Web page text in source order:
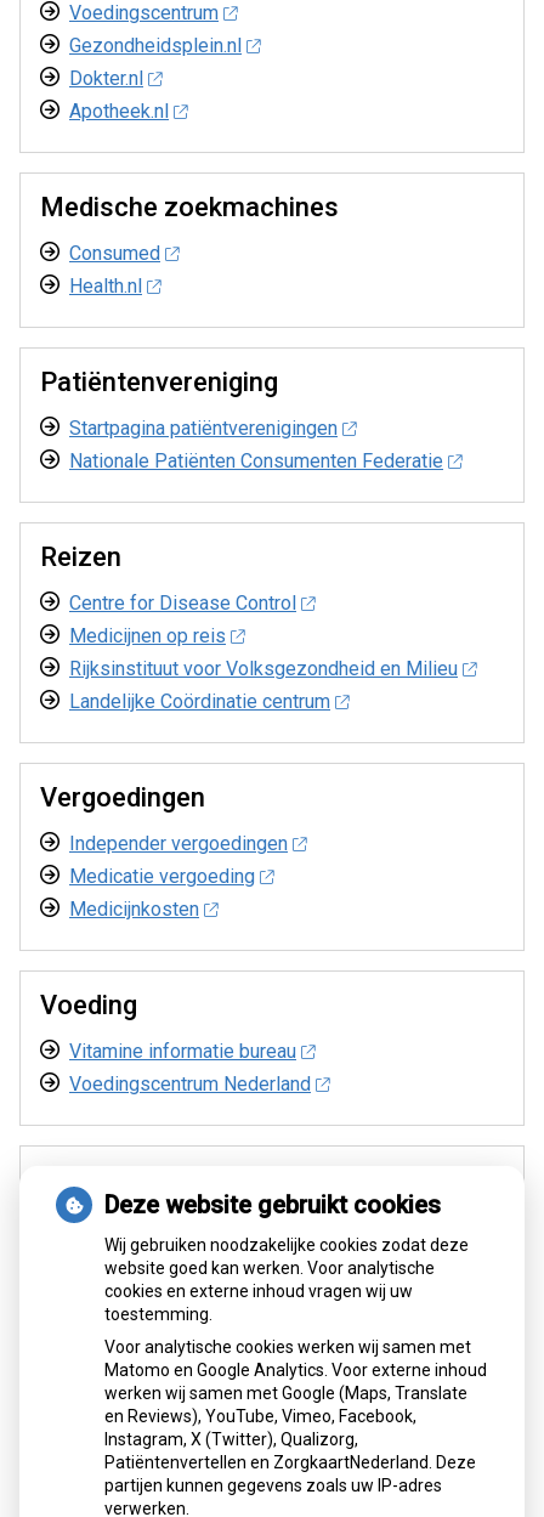
Voedingscentrum
Gezondheidsplein.nl
Dokter.nl
Apotheek.nl
Medische zoekmachines
Consumed
Health.nl
Patiëntenvereniging
Startpagina patiëntverenigingen
Nationale Patiënten Consumenten Federatie
Reizen
Centre for Disease Control
Medicijnen op reis
Rijksinstituut voor Volksgezondheid en Milieu
Landelijke Coördinatie centrum
Vergoedingen
Independer vergoedingen
Medicatie vergoeding
Medicijnkosten
Voeding
Vitamine informatie bureau
Voedingscentrum Nederland
Zelftest
Depressie
Vergeetachtig
Schimmelinfectie
Stress
Overgang
Gezond eten
Zwangerschap
Deze website gebruikt cookies
Wij gebruiken noodzakelijke cookies zodat deze
website goed kan werken. Voor analytische
cookies en externe inhoud vragen wij uw
toestemming.
Voor analytische cookies werken wij samen met
Matomo en Google Analytics. Voor externe inhoud
werken wij samen met Google (Maps, Translate
en Reviews), YouTube, Vimeo, Facebook,
Instagram, X (Twitter), Qualizorg,
Patiëntenvertellen en ZorgkaartNederland. Deze
partijen kunnen gegevens zoals uw IP-adres
verwerken.